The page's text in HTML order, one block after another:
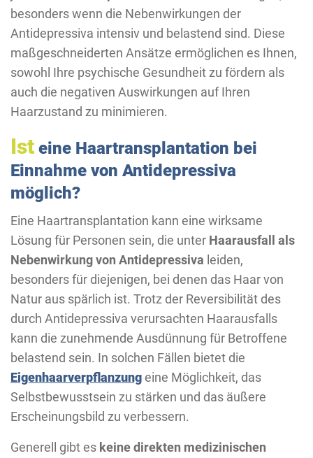
besonders wenn die Nebenwirkungen der
Antidepressiva intensiv und belastend sind. Diese
maßgeschneiderten Ansätze ermöglichen es Ihnen,
sowohl Ihre psychische Gesundheit zu fördern als
auch die negativen Auswirkungen auf Ihren
Haarzustand zu minimieren.
Ist eine Haartransplantation bei
Einnahme von Antidepressiva
möglich?
Eine Haartransplantation kann eine wirksame
Lösung für Personen sein, die unter Haarausfall als
Nebenwirkung von Antidepressiva leiden,
besonders für diejenigen, bei denen das Haar von
Natur aus spärlich ist. Trotz der Reversibilität des
durch Antidepressiva verursachten Haarausfalls
kann die zunehmende Ausdünnung für Betroffene
belastend sein. In solchen Fällen bietet die
Eigenhaarverpflanzungeine Möglichkeit, das
Selbstbewusstsein zu stärken und das äußere
Erscheinungsbild zu verbessern.
Generell gibt es keine direkten medizinischen